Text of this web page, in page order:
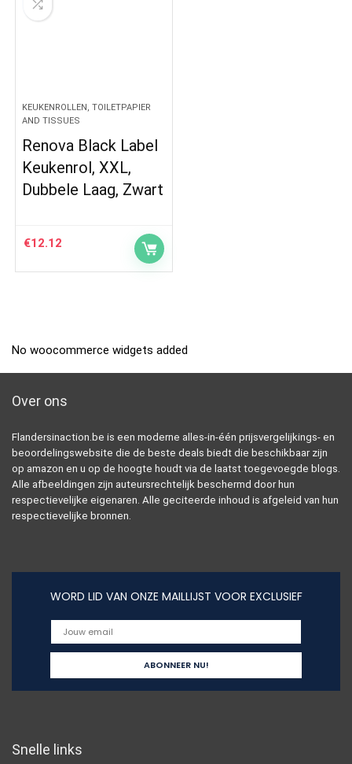
KEUKENROLLEN, TOILETPAPIER
AND TISSUES
Renova Black Label
Keukenrol, XXL,
Dubbele Laag, Zwart
€12.12
No woocommerce widgets added
Over ons
Flandersinaction.be is een moderne alles-in-één prijsvergelijkings- en
beoordelingswebsite die de beste deals biedt die beschikbaar zijn
op amazon en u op de hoogte houdt via de laatst toegevoegde blogs.
Alle afbeeldingen zijn auteursrechtelijk beschermd door hun
respectievelijke eigenaren. Alle geciteerde inhoud is afgeleid van hun
respectievelijke bronnen.
WORD LID VAN ONZE MAILLIJST VOOR EXCLUSIEF
Snelle links